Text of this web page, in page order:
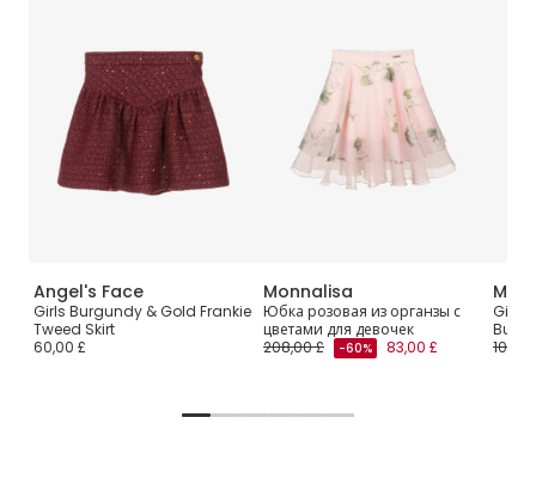
Angel's Face
Girls Burgundy & Gold Frankie
Tweed Skirt
60,00 £
Monnalisa
Юбка розовая из органзы с
цветами для девочек
208,00 £
-60% 83,00 £
Girls